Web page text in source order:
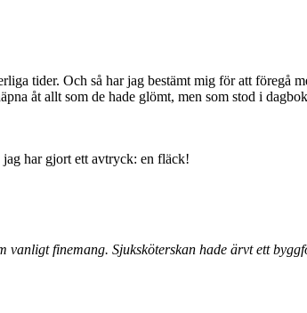
tider. Och så har jag bestämt mig för att föregå
åt allt som de hade glömt, men som stod i
jag har gjort ett avtryck: en fläck!
finemang. Sjuksköterskan hade ärvt ett